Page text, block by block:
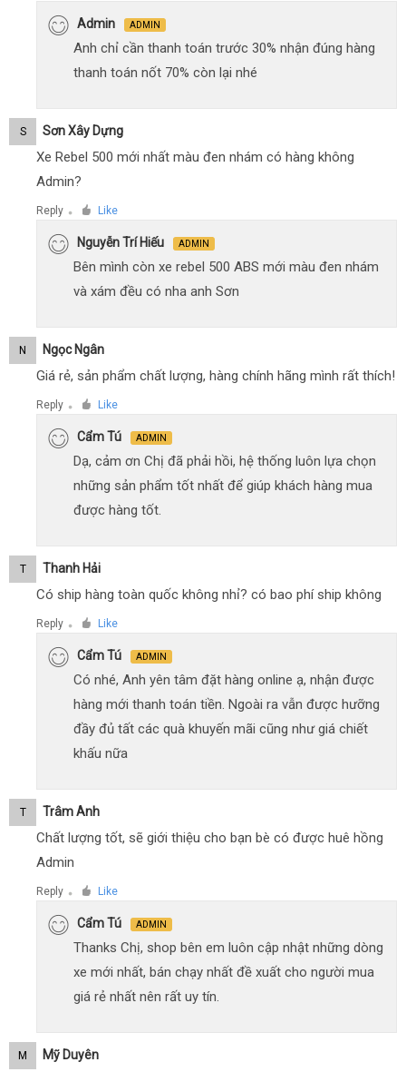
Admin ADMIN
Anh chỉ cần thanh toán trước 30% nhận đúng hàng
thanh toán nốt 70% còn lại nhé
S Sơn Xây Dựng
Xe Rebel 500 mới nhất màu đen nhám có hàng không
Admin?
Reply ● Like
Nguyễn Trí Hiếu ADMIN
Bên mình còn xe rebel 500 ABS mới màu đen nhám
và xám đều có nha anh Sơn
N Ngọc Ngân
Giá rẻ, sản phẩm chất lượng, hàng chính hãng mình rất thích!
Reply ● Like
Cẩm Tú ADMIN
Dạ, cảm ơn Chị đã phải hồi, hệ thống luôn lựa chọn
những sản phẩm tốt nhất để giúp khách hàng mua
được hàng tốt.
T Thanh Hải
Có ship hàng toàn quốc không nhỉ? có bao phí ship không
Reply ● Like
Cẩm Tú ADMIN
Có nhé, Anh yên tâm đặt hàng online ạ, nhận được
hàng mới thanh toán tiền. Ngoài ra vẫn được hưỡng
đầy đủ tất các quà khuyến mãi cũng như giá chiết
khấu nữa
T Trâm Anh
Chất lượng tốt, sẽ giới thiệu cho bạn bè có được huê hồng
Admin
Reply ● Like
Cẩm Tú ADMIN
Thanks Chị, shop bên em luôn cập nhật những dòng
xe mới nhất, bán chạy nhất đề xuất cho người mua
giá rẻ nhất nên rất uy tín.
M Mỹ Duyên